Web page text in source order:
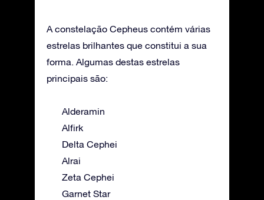
A constelação Cepheus contém várias
estrelas brilhantes que constitui a sua
forma. Algumas destas estrelas
principais são:
Alderamin
Alfirk
Delta Cephei
Alrai
Zeta Cephei
Garnet Star